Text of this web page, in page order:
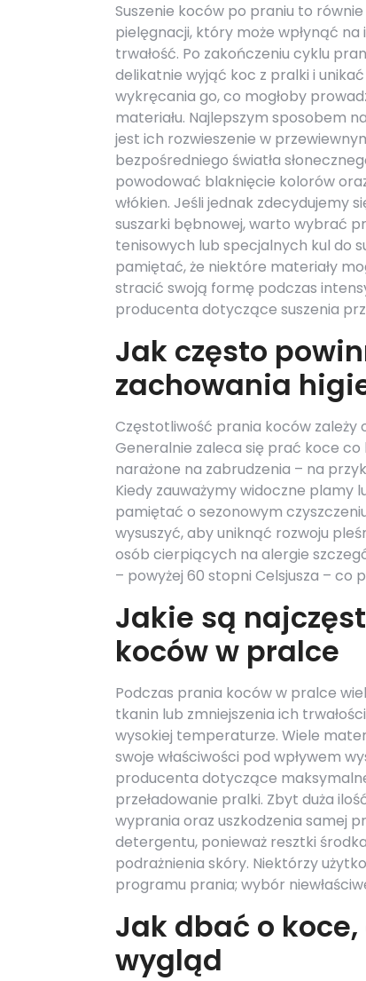
Suszenie koców po praniu to
pielęgnacji, który może wpłynąć na
trwałość. Po zakończeniu cyklu
delikatnie wyjąć koc z pralki i
wykręcania go, co mogłoby
materiału. Najlepszym sposobem
jest ich rozwieszenie w
bezpośredniego światła
powodować blaknięcie kolorów
włókien. Jeśli jednak zdecydujemy
suszarki bębnowej, warto wybrać
tenisowych lub specjalnych kul do
pamiętać, że niektóre materiały
stracić swoją formę podczas
producenta dotyczące suszenia
Jak często
zachowania
Częstotliwość prania koców zależy
Generalnie zaleca się prać koce co
narażone na zabrudzenia – na
Kiedy zauważymy widoczne plamy
pamiętać o sezonowym
wysuszyć, aby uniknąć rozwoju
osób cierpiących na alergie
– powyżej 60 stopni Celsjusza – co
Jakie są
koców w pralce
Podczas prania koców w pralce
tkanin lub zmniejszenia ich
wysokiej temperaturze. Wiele
swoje właściwości pod wpływem
producenta dotyczące
przeładowanie pralki. Zbyt duża
wyprania oraz uszkodzenia samej
detergentu, ponieważ resztki
podrażnienia skóry. Niektórzy
programu prania; wybór
Jak dbać o
wygląd